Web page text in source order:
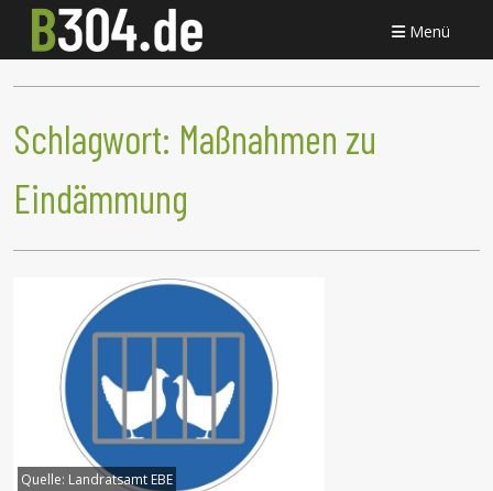
Menü
Schlagwort: Maßnahmen zu
Eindämmung
Quelle: Landratsamt EBE